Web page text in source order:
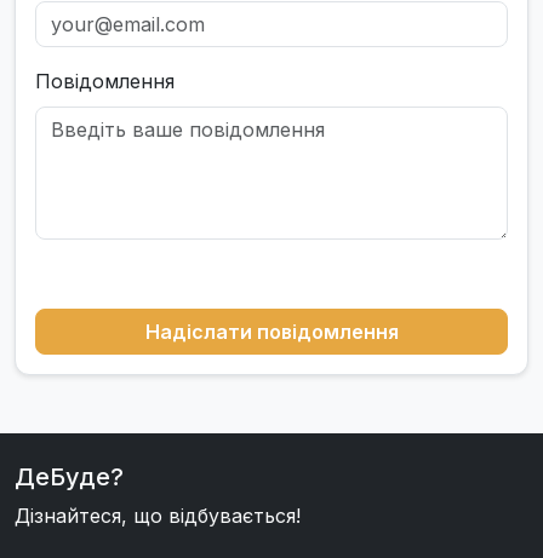
Повідомлення
Надіслати повідомлення
ДеБуде?
Дізнайтеся, що відбувається!